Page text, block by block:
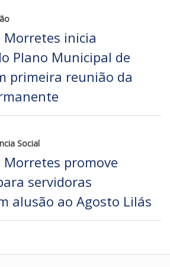
inicia
Plano Municipal de
primeira reunião da
Social
promove
servidoras
alusão ao Agosto Lilás